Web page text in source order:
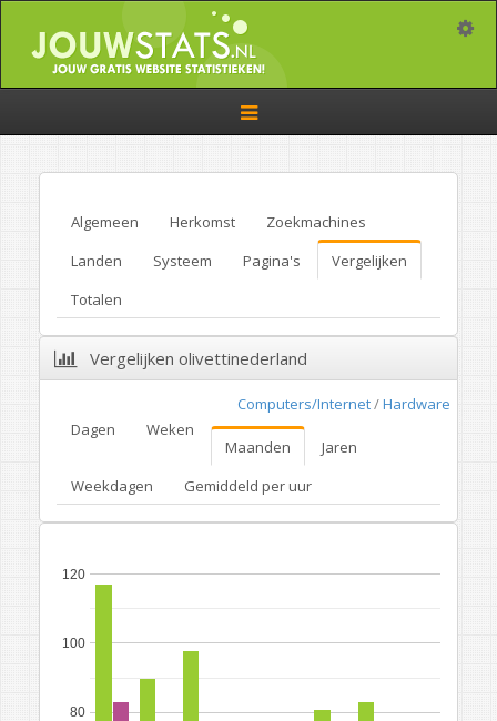
Toggle
navigation
Algemeen Herkomst
Zoekmachines
Landen
Systeem Pagina's
Vergelijken
Totalen
Vergelijken olivettinederland
Computers/Internet/Hardware
Dagen
Weken
Maanden
Jaren
Weekdagen
Gemiddeld per uur
80
100
120